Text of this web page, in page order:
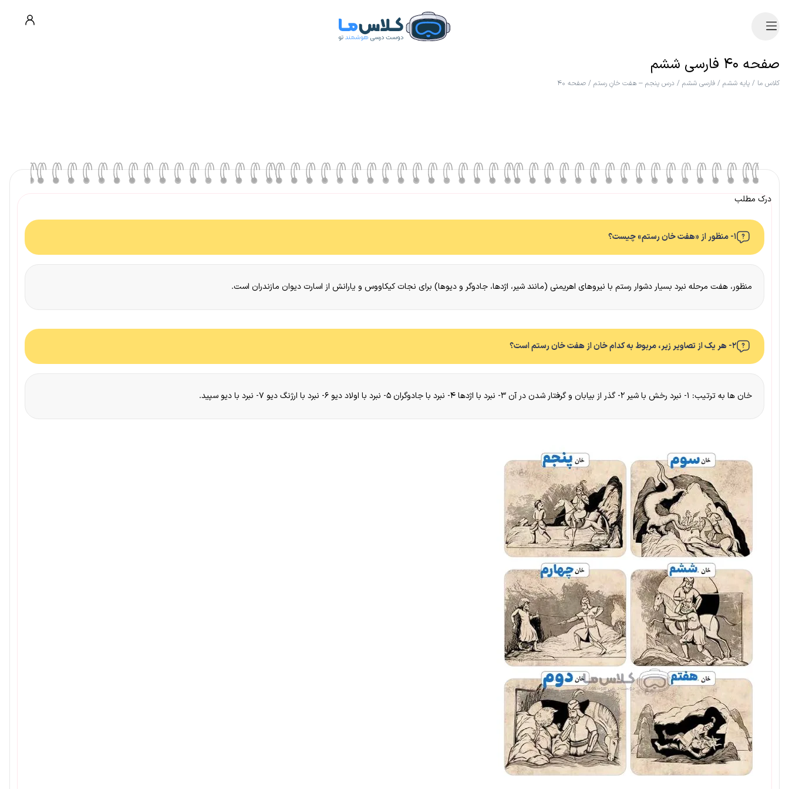
صفحه ۴۰ فارسی ششم
کلاس ما / پایه ششم / فارسی ششم / درس پنجم – هفت خانِ رستم / صفحه ۴۰
درک مطلب
۱- منظور از «هفت خان رستم» چیست؟
منظور، هفت مرحله نبرد بسیار دشوار رستم با نیروهای اهریمنی (مانند شیر، اژدها، جادوگر و دیوها) برای نجات کیکاووس و یارانش از اسارت دیوان مازندران است.
۲- هر یک از تصاویر زیر، مربوط به کدام خان از هفت خان رستم است؟
خان ها به ترتیب: ۱- نبرد رخش با شیر ۲- گذر از بیابان و گرفتار شدن در آن ۳- نبرد با اژدها ۴- نبرد با جادوگران ۵- نبرد با اولاد دیو ۶- نبرد با ارژنگ دیو ۷- نبرد با دیو سپید.